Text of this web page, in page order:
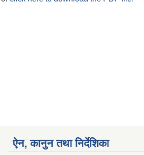
ऐन, कानुन तथा निर्देशिका